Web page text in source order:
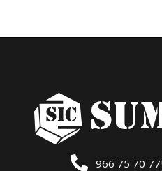
966 75 70 77